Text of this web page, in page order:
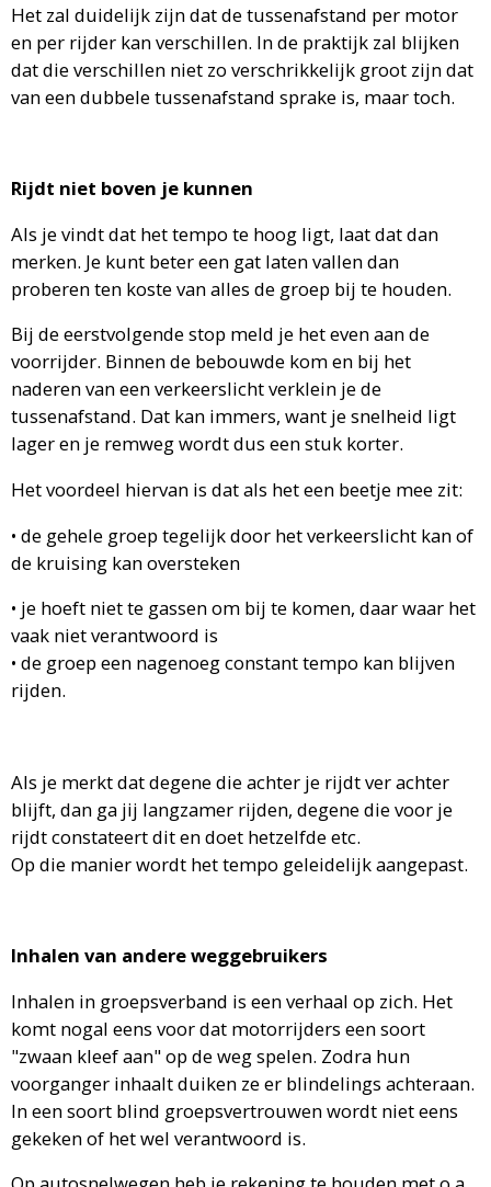
Het zal duidelijk zijn dat de tussenafstand per motor
en per rijder kan verschillen. In de praktijk zal blijken
dat die verschillen niet zo verschrikkelijk groot zijn dat
van een dubbele tussenafstand sprake is, maar toch.
Rijdt niet boven je kunnen
Als je vindt dat het tempo te hoog ligt, laat dat dan
merken. Je kunt beter een gat laten vallen dan
proberen ten koste van alles de groep bij te houden.
Bij de eerstvolgende stop meld je het even aan de
voorrijder. Binnen de bebouwde kom en bij het
naderen van een verkeerslicht verklein je de
tussenafstand. Dat kan immers, want je snelheid ligt
lager en je remweg wordt dus een stuk korter.
Het voordeel hiervan is dat als het een beetje mee zit:
• de gehele groep tegelijk door het verkeerslicht kan of
de kruising kan oversteken
• je hoeft niet te gassen om bij te komen, daar waar het
vaak nietverantwoord is
• de groep een nagenoeg constant tempo kan blijven
rijden.
Als je merkt dat degene die achter je rijdt ver achter
blijft, dan ga jij langzamer rijden, degene die voor je
rijdt constateert dit en doet hetzelfde etc.
Op die manier wordt het tempo geleidelijk aangepast.
Inhalen van andere weggebruikers
Inhalen in groepsverband is een verhaal op zich. Het
komt nogal eens voor dat motorrijders een soort
"zwaan kleef aan" op de weg spelen. Zodra hun
voorganger inhaalt duiken ze er blindelings achteraan.
In een soort blind groepsvertrouwen wordt niet eens
gekeken of het wel verantwoord is.